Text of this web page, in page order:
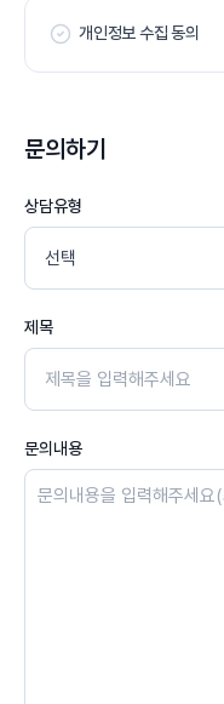
개인정보 수집 동의
문의하기
상담유형
제목
문의내용